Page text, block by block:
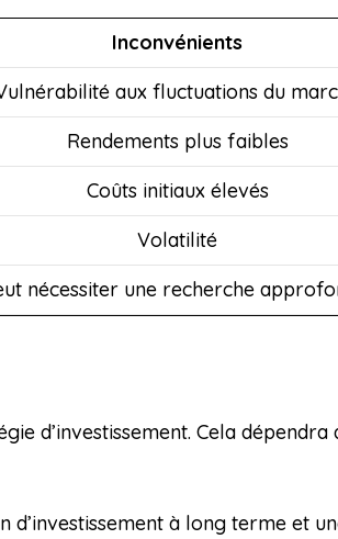
Inconvénients
aux fluctuations du
Rendements plus faibles
Coûts initiaux élevés
Volatilité
nécessiter une recherche
d’investissement. Cela
d’investissement à long terme et